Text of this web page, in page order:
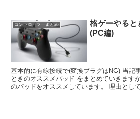
コントローラーまとめ
格ゲーやると
(PC編)
基本的に有線接続で(変換プラグはNG) 当記事ではPCで格ゲーをやる
ときのオススメパッド をまとめていきます
のパッドをオススメしています。 理由としてはbluetooth等の無線接